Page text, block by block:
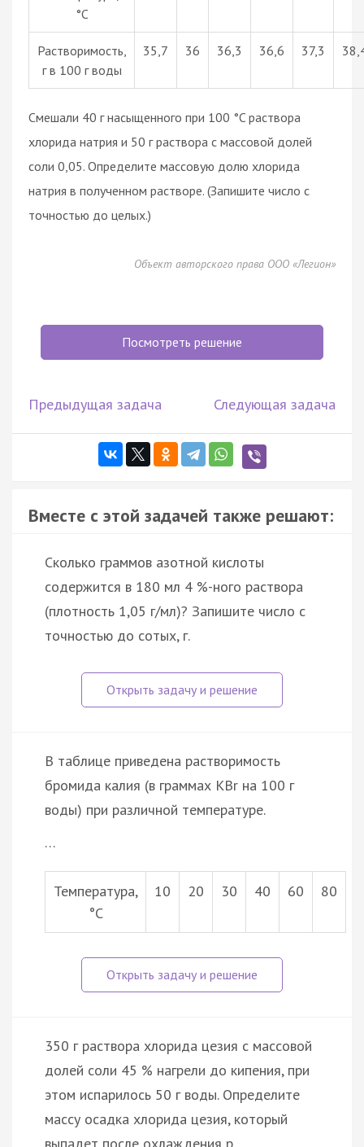
°С
Растворимость,
г в 100 г воды
35,7 36 36,3 36,6 37,3
Смешали 40 г насыщенного при 100 °C раствора
хлорида натрия и 50 г раствора с массовой долей
соли 0,05. Определите массовую долю хлорида
натрия в полученном растворе. (Запишите число с
точностью до целых.)
Объект авторского права ООО «Легион»
Посмотреть решение
Предыдущая задача Следующая задача
Вместе с этой задачей также решают:
Сколько граммов азотной кислоты
содержится в 180 мл 4 %-ного раствора
(плотность 1,05 г/мл)? Запишите число с
точностью до сотых, г.
В таблице приведена растворимость
бромида калия (в граммах KBr на 100 г
воды) при различной температуре.
…
Температура,
°С
10 20 30 40 60 80
350 г раствора хлорида цезия с массовой
долей соли 45 % нагрели до кипения, при
этом испарилось 50 г воды. Определите
массу осадка хлорида цезия, который
выпадет после охлаждения р…